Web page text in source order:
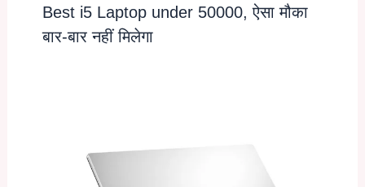
Best i5 Laptop under 50000, ऐसा मौका
बार-बार नहीं मिलेगा